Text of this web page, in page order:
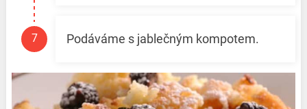
Podáváme s jablečným kompotem.